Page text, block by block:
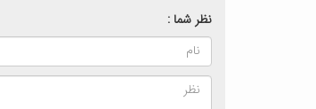
نظر شما :